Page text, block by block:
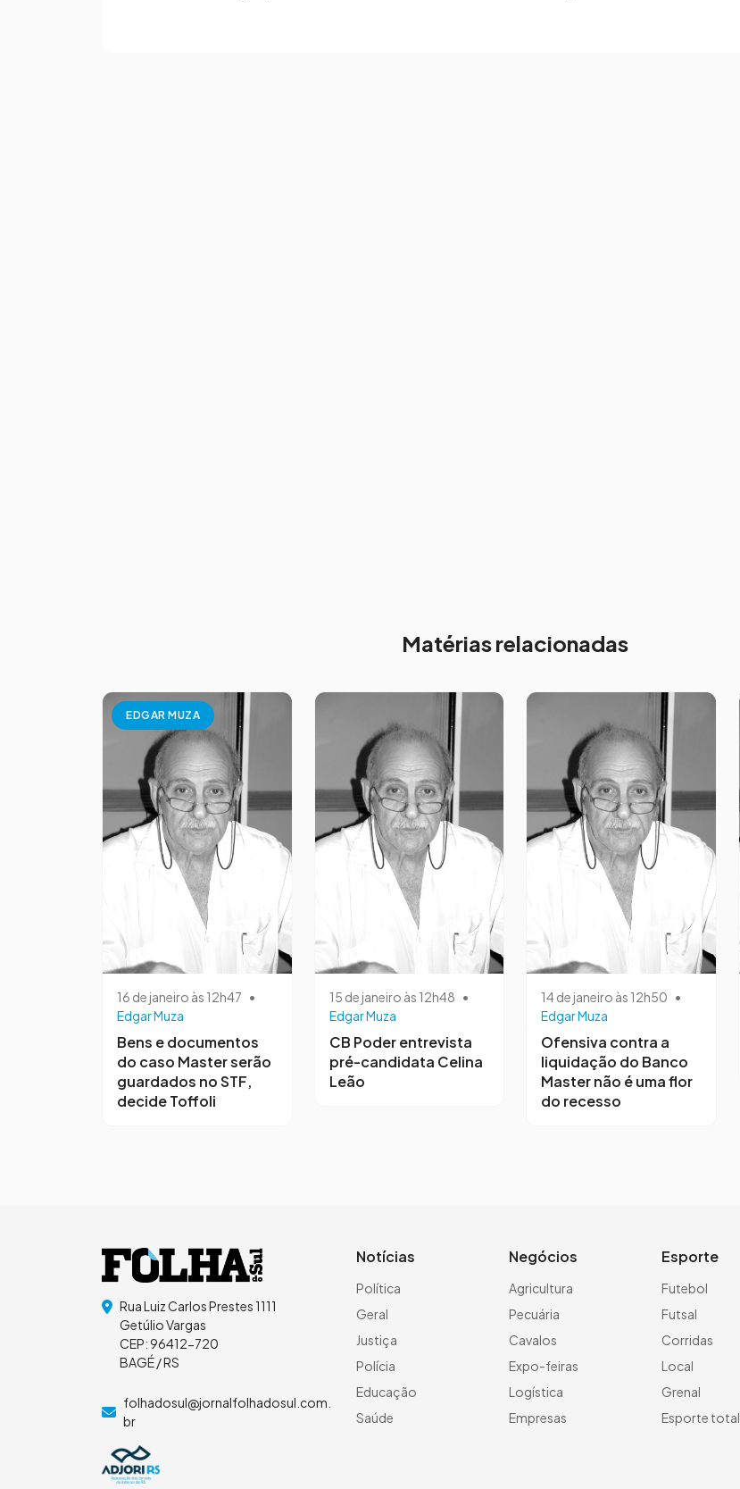
Matérias relacionadas
EDGAR MUZA
16 de janeiro às 12h47 •
Edgar Muza
Bens e documentos
do caso Master serão
guardados no STF,
decide Toffoli
15 de janeiro às 12h48 •
Edgar Muza
CB Poder entrevista
pré-candidata Celina
Leão
14 de janeiro às 12h50 •
Edgar Muza
Ofensiva contra a
liquidação do Banco
Master não é uma flor
do recesso
Rua Luiz Carlos Prestes 1111
Getúlio Vargas
CEP: 96412-720
BAGÉ / RS
folhadosul@jornalfolhadosul.com.
br
Notícias
Política
Geral
Justiça
Polícia
Educação
Saúde
Negócios
Agricultura
Pecuária
Cavalos
Expo-feiras
Logística
Empresas
Esporte
Futebol
Futsal
Corridas
Local
Grenal
Esporte total